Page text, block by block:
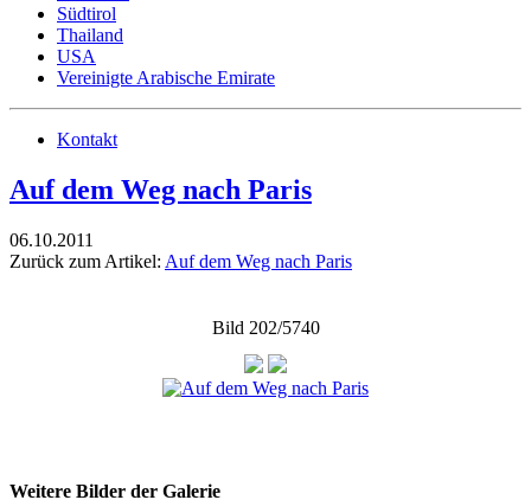
Südtirol
Thailand
USA
Vereinigte Arabische Emirate
Kontakt
Auf dem Weg nach Paris
06.10.2011
Zurück zum Artikel: Auf dem Weg nach Paris
Bild 202/5740
Weitere Bilder der Galerie